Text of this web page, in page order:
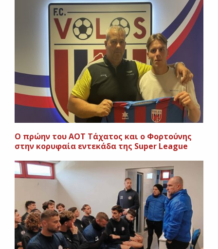
O πρώην του ΑΟΤ Τάχατος και ο Φορτούνης
στην κορυφαία εντεκάδα της Super League